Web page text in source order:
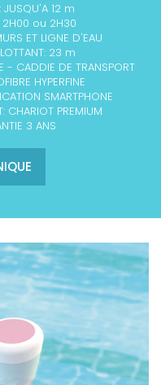
JUSQU'A 12 m
2H00 ou 2H30
ET LIGNE D'EAU
23 m
- CADDIE DE TRANSPORT
HYPERFINE
SMARTPHONE
CHARIOT PREMIUM
3 ANS